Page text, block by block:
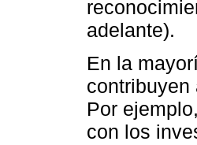
adelante).
En la
contribuyen
Por
con los